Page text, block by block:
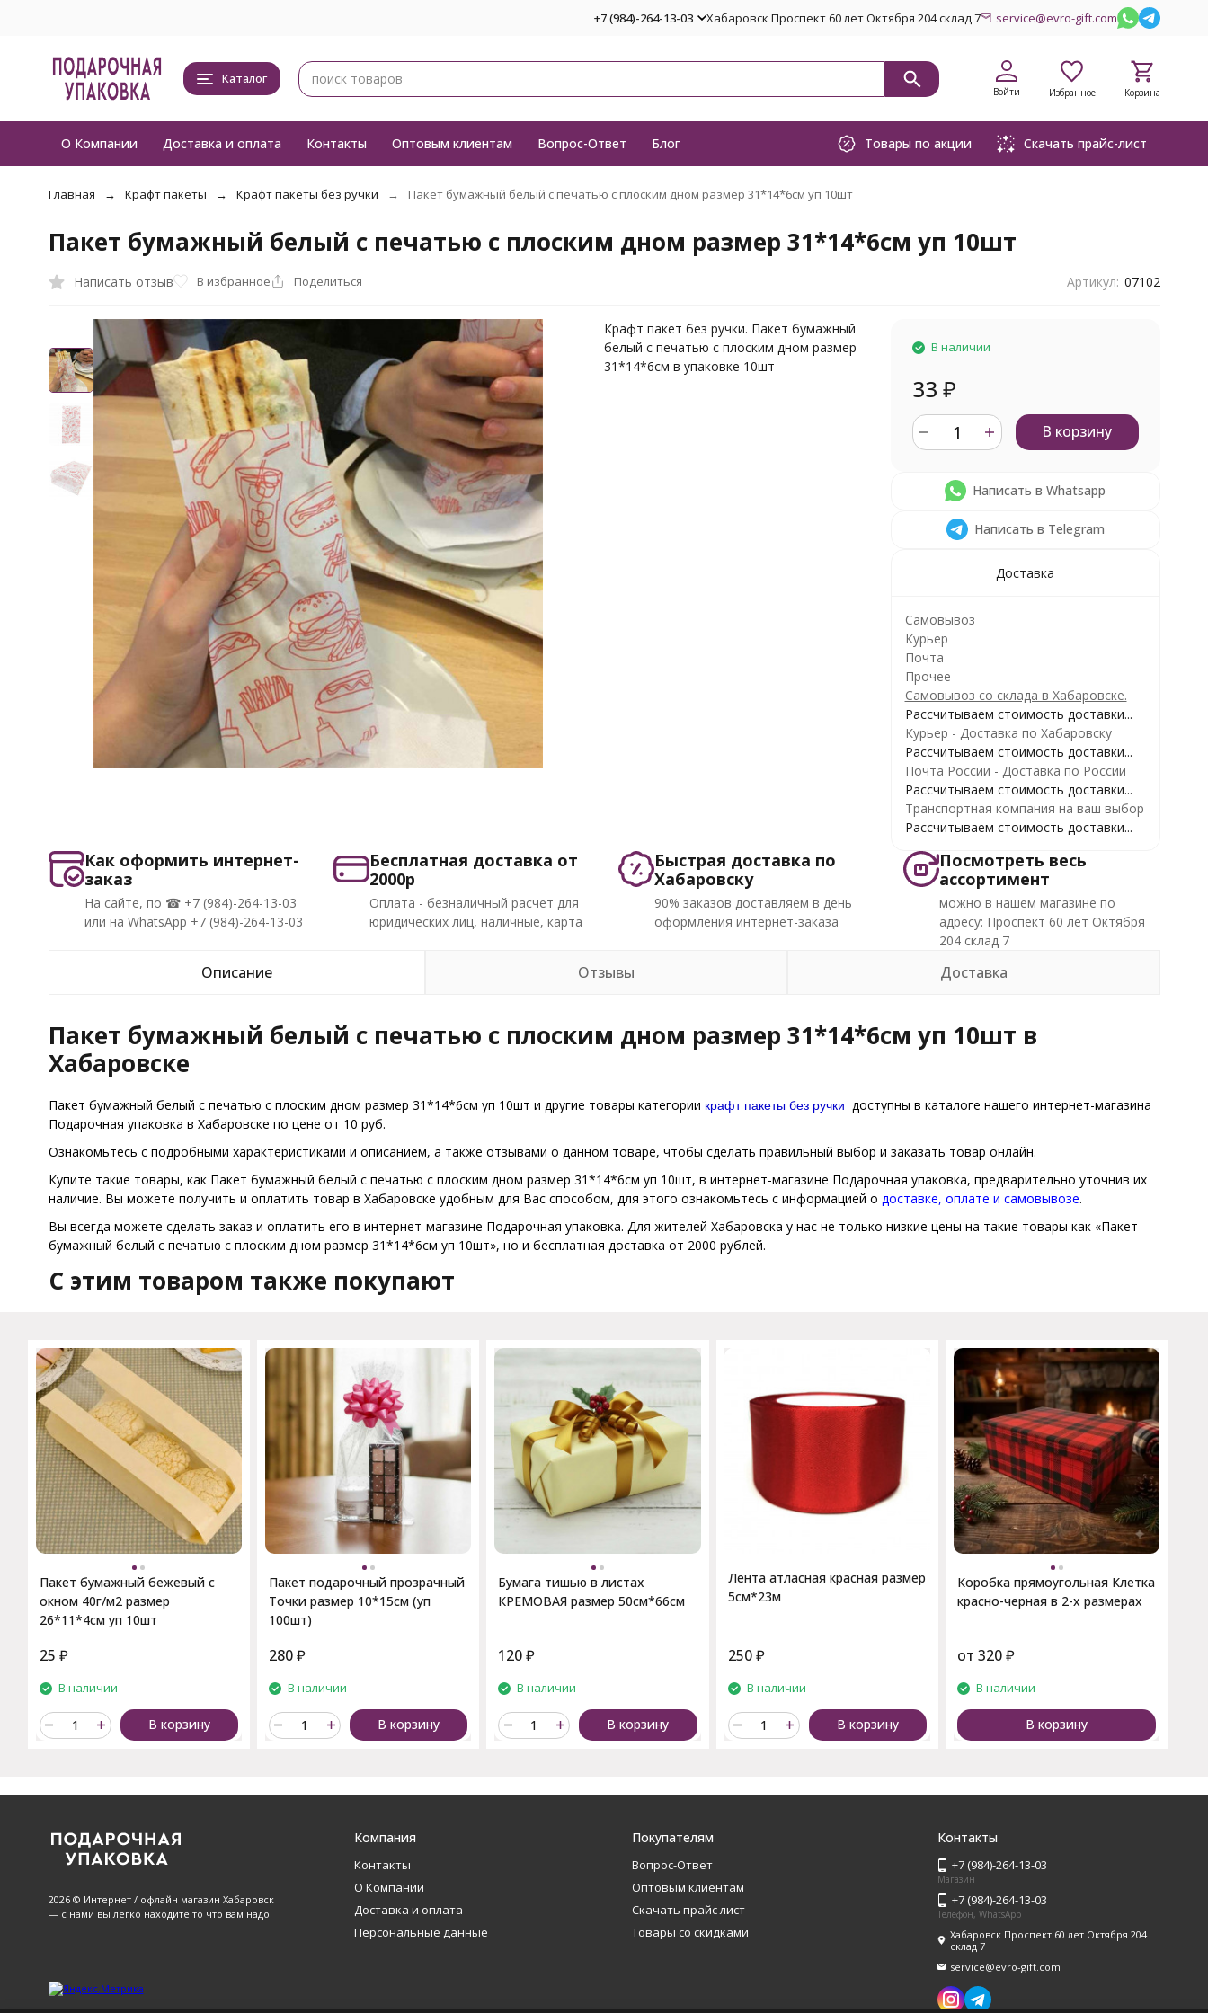
+7 (984)-264-13-03 Хабаровск Проспект 60 лет Октября 204 склад 7 service@evro-gift.com
Каталог
Войти Избранное Корзина
О Компании Доставка и оплата Контакты Оптовым клиентам Вопрос-Ответ Блог Товары по акции Скачать прайс-лист
Главная Крафт пакеты Крафт пакеты без ручки Пакет бумажный белый с печатью с плоским дном размер 31*14*6см уп 10шт
Пакет бумажный белый с печатью с плоским дном размер 31*14*6см уп 10шт
Написать отзыв В избранное Поделиться Артикул: 07102
Крафт пакет без ручки. Пакет бумажный
белый с печатью с плоским дном размер
31*14*6см в упаковке 10шт
В наличии
33 ₽
В корзину
Написать в Whatsapp
Написать в Telegram
Доставка
Самовывоз
Курьер
Почта
Прочее
Самовывоз со склада в Хабаровске.
Рассчитываем стоимость доставки...
Курьер - Доставка по Хабаровску
Рассчитываем стоимость доставки...
Почта России - Доставка по России
Рассчитываем стоимость доставки...
Транспортная компания на ваш выбор
Рассчитываем стоимость доставки...
Как оформить интернет-
заказ
На сайте, по ☎ +7 (984)-264-13-03
или на WhatsApp +7 (984)-264-13-03
Бесплатная доставка от
2000р
Оплата - безналичный расчет для
юридических лиц, наличные, карта
Быстрая доставка по
Хабаровску
90% заказов доставляем в день
оформления интернет-заказа
Посмотреть весь
ассортимент
можно в нашем магазине по
адресу: Проспект 60 лет Октября
204 склад 7
Описание Отзывы Доставка
Пакет бумажный белый с печатью с плоским дном размер 31*14*6см уп 10шт в
Хабаровске
Пакет бумажный белый с печатью с плоским дном размер 31*14*6см уп 10шт и другие товары категории крафт пакеты без ручки доступны в каталоге нашего интернет-магазина
Подарочная упаковка в Хабаровске по цене от 10 руб.
Ознакомьтесь с подробными характеристиками и описанием, а также отзывами о данном товаре, чтобы сделать правильный выбор и заказать товар онлайн.
Купите такие товары, как Пакет бумажный белый с печатью с плоским дном размер 31*14*6см уп 10шт, в интернет-магазине Подарочная упаковка, предварительно уточнив их
наличие. Вы можете получить и оплатить товар в Хабаровске удобным для Вас способом, для этого ознакомьтесь с информацией о доставке, оплате и самовывозе.
Вы всегда можете сделать заказ и оплатить его в интернет-магазине Подарочная упаковка. Для жителей Хабаровска у нас не только низкие цены на такие товары как «Пакет
бумажный белый с печатью с плоским дном размер 31*14*6см уп 10шт», но и бесплатная доставка от 2000 рублей.
C этим товаром также покупают
Пакет бумажный бежевый с
окном 40г/м2 размер
26*11*4см уп 10шт
25 ₽
В наличии
В корзину
Пакет подарочный прозрачный
Точки размер 10*15см (уп
100шт)
280₽
В наличии
В корзину
Бумага тишью в листах
КРЕМОВАЯ размер 50см*66см
120₽
В наличии
В корзину
Лента атласная красная размер
5см*23м
250₽
В наличии
В корзину
Коробка прямоугольная Клетка
красно-черная в 2-х размерах
от320₽
В наличии
В корзину
2026 © Интернет / офлайн магазин Хабаровск
— с нами вы легко находите то что вам надо
Компания
Контакты
О Компании
Доставка и оплата
Персональные данные
Покупателям
Вопрос-Ответ
Оптовым клиентам
Скачать прайс лист
Товары со скидками
Контакты
+7 (984)-264-13-03
Магазин
+7 (984)-264-13-03
Телефон, WhatsApp
Хабаровск Проспект 60 лет Октября 204
склад 7
service@evro-gift.com